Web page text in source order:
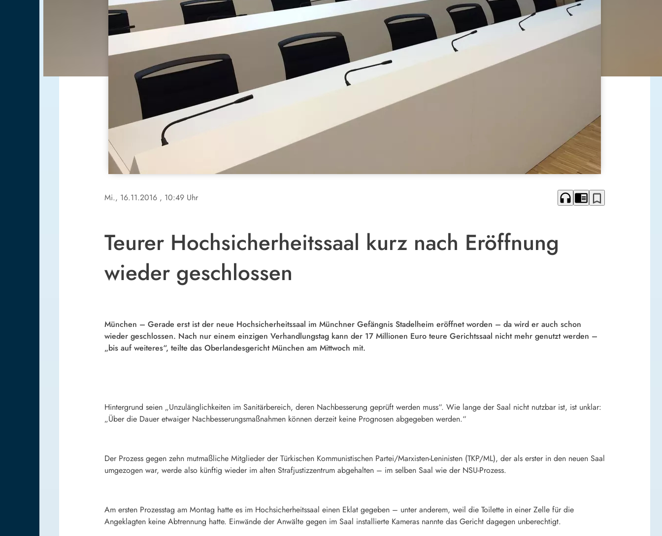
Mi., 16.11.2016 , 10:49 Uhr headphones chrome_reader_mode bookmark_border
Teurer Hochsicherheitssaal kurz nach Eröffnung
wieder geschlossen
München – Gerade erst ist der neue Hochsicherheitssaal im Münchner Gefängnis Stadelheim eröffnet worden – da wird er auch schon
wieder geschlossen. Nach nur einem einzigen Verhandlungstag kann der 17 Millionen Euro teure Gerichtssaal nicht mehr genutzt werden –
„bis auf weiteres“, teilte das Oberlandesgericht München am Mittwoch mit.
Hintergrund seien „Unzulänglichkeiten im Sanitärbereich, deren Nachbesserung geprüft werden muss“. Wie lange der Saal nicht nutzbar ist, ist unklar:
„Über die Dauer etwaiger Nachbesserungsmaßnahmen können derzeit keine Prognosen abgegeben werden.“
Der Prozess gegen zehn mutmaßliche Mitglieder der Türkischen Kommunistischen Partei/Marxisten-Leninisten (TKP/ML), der als erster in den neuen Saal
umgezogen war, werde also künftig wieder im alten Strafjustizzentrum abgehalten – im selben Saal wie der NSU-Prozess.
Am ersten Prozesstag am Montag hatte es im Hochsicherheitssaal einen Eklat gegeben – unter anderem, weil die Toilette in einer Zelle für die
Angeklagten keine Abtrennung hatte. Einwände der Anwälte gegen im Saal installierte Kameras nannte das Gericht dagegen unberechtigt.